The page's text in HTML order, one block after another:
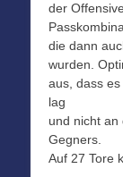
der
die dann
wurden.
aus, dass
lag
und nicht an
Gegners.
Auf 27 Tore